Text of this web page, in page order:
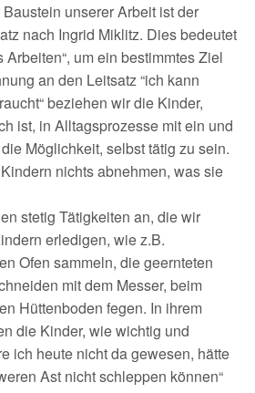
unserer Arbeit ist der
nach Ingrid Miklitz. Dies bedeutet
Arbeiten“, um ein bestimmtes Ziel
an den Leitsatz “ich kann
beziehen wir die Kinder,
ist, in Alltagsprozesse mit ein und
Möglichkeit, selbst tätig zu sein.
nichts abnehmen, was sie
stetig Tätigkeiten an, die wir
erledigen, wie z.B.
Ofen sammeln, die geernteten
mit dem Messer, beim
Hüttenboden fegen. In ihrem
die Kinder, wie wichtig und
ich heute nicht da gewesen, hätte
Ast nicht schleppen können“